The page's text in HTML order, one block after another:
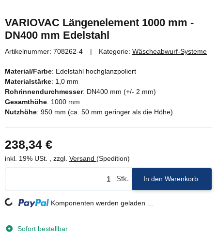
VARIOVAC Längenelement 1000 mm -
DN400 mm Edelstahl
Artikelnummer: 708262-4 Kategorie: Wäscheabwurf-Systeme
Material/Farbe: Edelstahl hochglanzpoliert
Materialstärke: 1,0 mm
Rohrinnendurchmesser: DN400 mm (+/- 2 mm)
Gesamthöhe: 1000 mm
Nutzhöhe: 950 mm (ca. 50 mm geringer als die Höhe)
238,34 €
inkl. 19% USt. , zzgl. Versand (Spedition)
Stk. In den Warenkorb
Loading... Komponenten werden geladen ...
Sofort bestellbar